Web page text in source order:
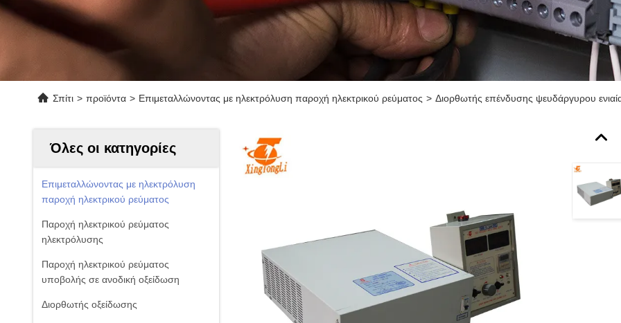
Σπίτι > προϊόντα > Επιμεταλλώνοντας με ηλεκτρόλυση παροχή ηλεκτρικού ρεύματος > Διορθωτής επένδυσης ψευδάργυρου
Όλες οι κατηγορίες
Επιμεταλλώνοντας με ηλεκτρόλυση
παροχή ηλεκτρικού ρεύματος
Παροχή ηλεκτρικού ρεύματος
ηλεκτρόλυσης
Παροχή ηλεκτρικού ρεύματος
υποβολής σε ανοδική οξείδωση
Διορθωτής οξείδωσης